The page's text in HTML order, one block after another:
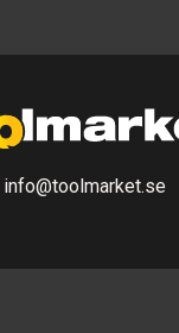
info@toolmarket.se